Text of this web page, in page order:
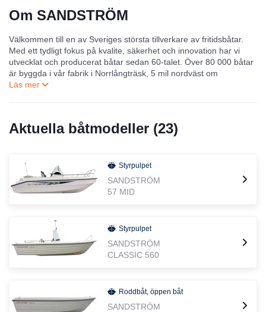
Om SANDSTRÖM
Välkommen till en av Sveriges största tillverkare av fritidsbåtar.
Med ett tydligt fokus på kvalite, säkerhet och innovation har vi
utvecklat och producerat båtar sedan 60-talet. Över 80 000 båtar
är byggda i vår fabrik i Norrlångträsk, 5 mil nordväst om
Skellefteå. Våra båtar hittar du i hela Norden hos ca 80
Vår flotta består idag av 20 modeller baserade på 10 skrov i
längder mellan 3,4 till 6,2 meter. Vi har tre olika båtserier, Basic-,
tre års garanti. Båtarna är byggda i glasfiberarmerad polyester,
och totalt fyller vårt program många olika behov och krav. Här
finns allt från robusta roddbåtar, via inombordsdiesel med rak axel
Aktuella båtmodeller (23)
Styrpulpet
SANDSTRÖM
57 MID
Styrpulpet
SANDSTRÖM
CLASSIC 560
Roddbåt, öppen båt
SANDSTRÖM